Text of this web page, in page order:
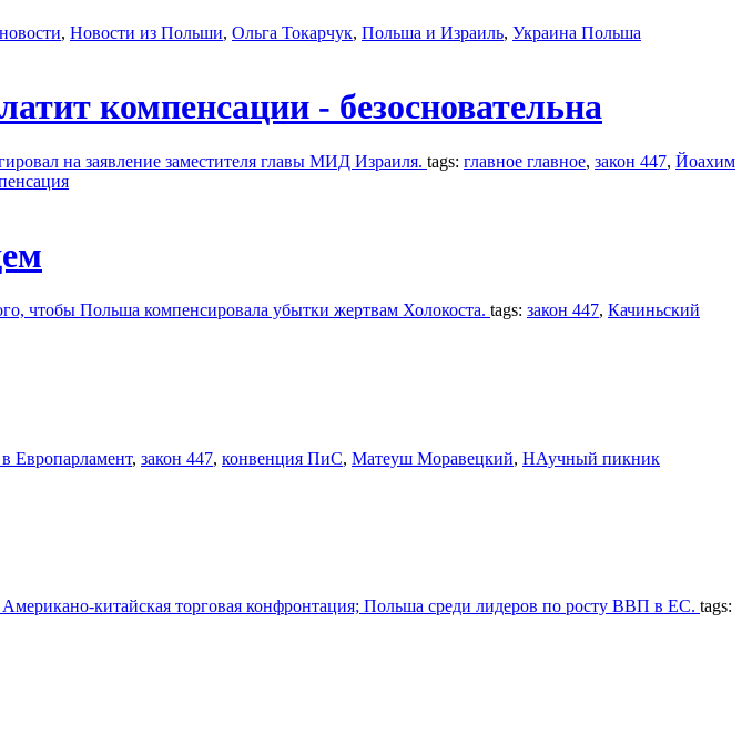
новости, Новости из Польши, Ольга Токарчук, Польша и Израиль, Украина Польша
компенсации - безосновательна
на заявление заместителя главы МИД Израиля. tags: главное главное, закон 447, Йоахим
чтобы Польша компенсировала убытки жертвам Холокоста. tags: закон 447, Качиньский
Европарламент, закон 447, конвенция ПиС, Матеуш Моравецкий, НАучный пикник
китайская торговая конфронтация; Польша среди лидеров по росту ВВП в ЕС. tags: